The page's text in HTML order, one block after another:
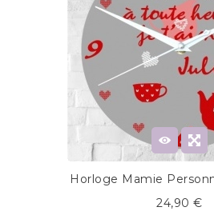
Horloge Mamie
24,90 €